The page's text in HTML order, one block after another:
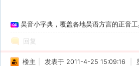
吴音小字典，覆盖各地吴语方言的正音
回复
楼主 发表于 2011-4-25 15:09:16